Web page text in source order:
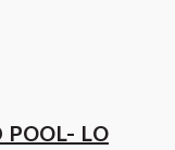
POOL- LO